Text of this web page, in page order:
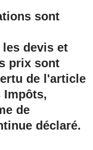
sont
devis et
prix sont
de l'article
Impôts,
de
déclaré.